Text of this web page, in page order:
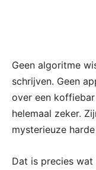
Geen algoritme
schrijven. Geen
over een
helemaal zeker.
mysterieuze
Dat is precies